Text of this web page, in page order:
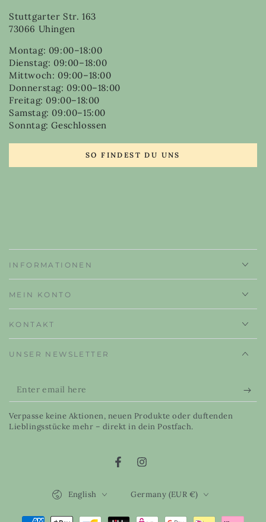
Stuttgarter Str. 163
73066 Uhingen
Montag: 09:00–18:00
Dienstag: 09:00–18:00
Mittwoch: 09:00–18:00
Donnerstag: 09:00–18:00
Freitag: 09:00–18:00
Samstag: 09:00–15:00
Sonntag: Geschlossen
SO FINDEST DU UNS
INFORMATIONEN
MEIN KONTO
KONTAKT
UNSER NEWSLETTER
Enter
email
here
Verpasse keine Aktionen, neuen Produkte oder duftenden
Lieblingsstücke mehr – direkt in dein Postfach.
FacebookInstagram
English Germany (EUR €)